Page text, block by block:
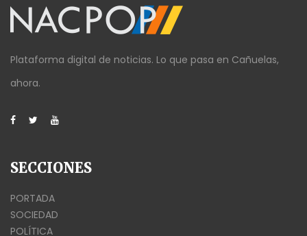
Plataforma digital de noticias. Lo que pasa en Cañuelas,
ahora.
SECCIONES
PORTADA
SOCIEDAD
POLÍTICA